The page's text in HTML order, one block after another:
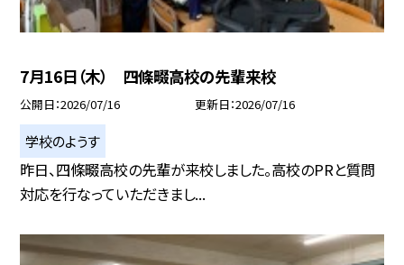
7月16日（木） 四條畷高校の先輩来校
公開日 2026/07/16 更新日 2026/07/16
学校のようす
昨日、四條畷高校の先輩が来校しました。高校のPRと質問
対応を行なっていただきまし...